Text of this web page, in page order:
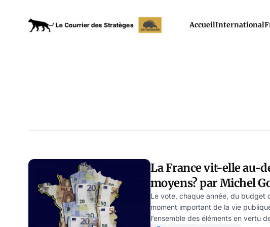
AccueilInternational
La France vit-elle au-
moyens? par
Le vote, chaque année, du budget
moment important de la vie
l’ensemble des éléments en vertu